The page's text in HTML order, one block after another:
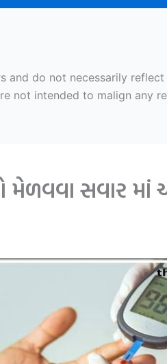
and do not necessarily
not intended to malign any
મેળવવા સવાર